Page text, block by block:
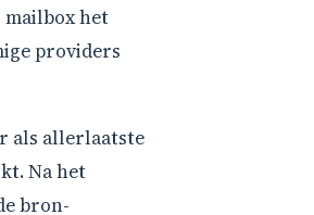
het
providers
als allerlaatste
Na het
bron-